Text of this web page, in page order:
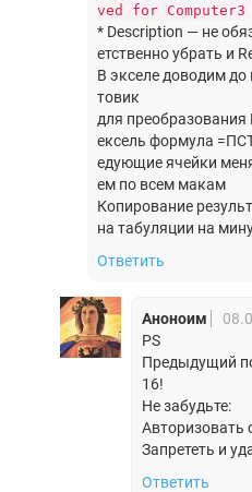
ved for Computer3
* Description — не
етственно убрать и
В экселе доводим до
товик
для
ексель формула
едующие ячейки
ем по всем макам
Копирование
на табуляции на
Ответить
Аноноим
PS
Предыдущий
16!
Не забудьте:
Авторизовать
Запрететь и
Ответить